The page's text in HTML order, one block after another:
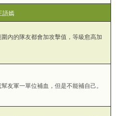
語嫣
內的隊友都會加攻擊值，等級愈高加
友軍一單位補血，但是不能補自己。